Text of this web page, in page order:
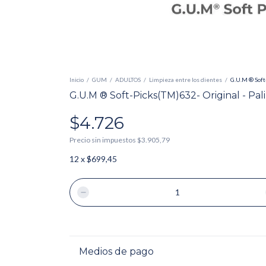
Inicio / GUM / ADULTOS / Limpieza entre los dientes / G.U.M ®
G.U.M ® Soft-Picks(TM)632- Original -
$4.726
Precio sin impuestos $3.905,79
12 x$699,45
Medios de pago